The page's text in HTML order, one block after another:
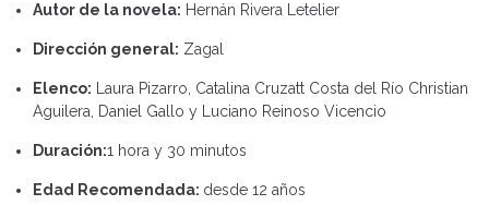
Autor de la novela: Hernán Rivera Letelier
Dirección general: Zagal
Elenco:
Laura Pizarro, Catalina Cruzatt Costa del Río Christian
Aguilera, Daniel Gallo y Luciano Reinoso Vicencio
Duración:1 hora y 30 minutos
Edad Recomendada: desde 12 años